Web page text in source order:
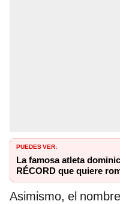
PUEDES VER:
La famosa atleta
RÉCORD que quiere
Asimismo, el